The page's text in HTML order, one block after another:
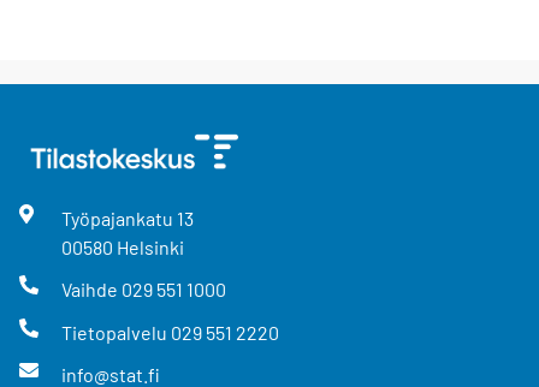
Työpajankatu 13
00580 Helsinki
Vaihde 029 551 1000
Tietopalvelu 029 551 2220
info@stat.fi